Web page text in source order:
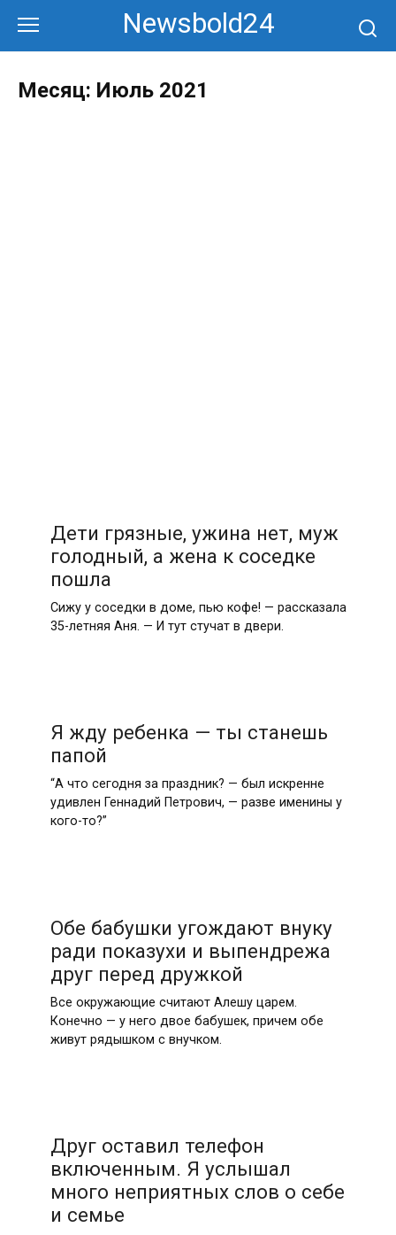
контенту
Newsbold24
Месяц: Июль 2021
Дети грязные, ужина нет, муж
голодный, а жена к соседке
пошла
Сижу у соседки в доме, пью кофе! — рассказала
35-летняя Аня. — И тут стучат в двери.
Я жду ребенка — ты станешь
папой
“А что сегодня за праздник? — был искренне
удивлен Геннадий Петрович, — разве именины у
кого-то?”
Обе бабушки угождают внуку
ради показухи и выпендрежа
друг перед дружкой
Все окружающие считают Алешу царем.
Конечно — у него двое бабушек, причем обе
живут рядышком с внучком.
Друг оставил телефон
включенным. Я услышал
много неприятных слов о себе
и семье